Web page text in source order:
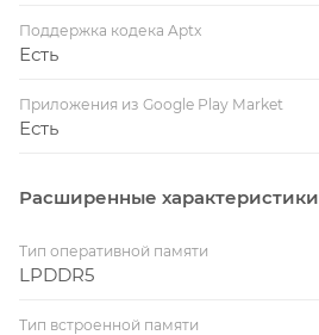
Поддержка кодека Aptx
Есть
Приложения из Google Play Market
Есть
Расширенные характеристики
Тип оперативной памяти
LPDDR5
Тип встроенной памяти